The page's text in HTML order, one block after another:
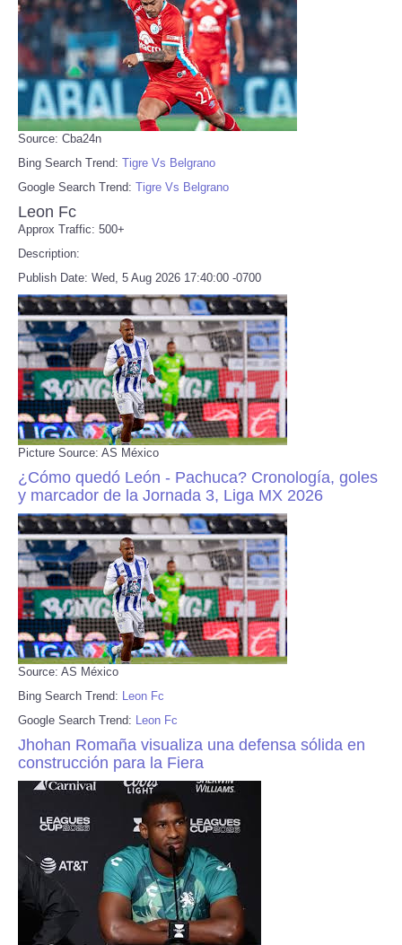
Source: Cba24n
Bing Search Trend: Tigre Vs Belgrano
Google Search Trend: Tigre Vs Belgrano
Leon Fc
Approx Traffic: 500+
Description:
Publish Date: Wed, 5 Aug 2026 17:40:00 -0700
Picture Source: AS México
¿Cómo quedó León - Pachuca? Cronología, goles
y marcador de la Jornada 3, Liga MX 2026
Source: AS México
Bing Search Trend: Leon Fc
Google Search Trend: Leon Fc
Jhohan Romaña visualiza una defensa sólida en
construcción para la Fiera